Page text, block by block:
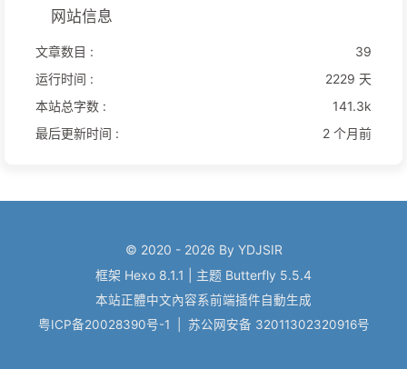
网站信息
文章数目 :
39
运行时间 :
2229 天
本站总字数 :
141.3k
最后更新时间 :
2 个月前
© 2020 - 2026 By YDJSIR
框架 Hexo 8.1.1 主题 Butterfly 5.5.4
本站正體中文內容系前端插件自動生成
粤ICP备20028390号-1
苏公网安备 32011302320916号